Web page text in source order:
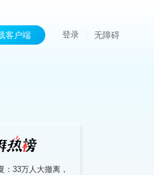
客户端 登录 无障碍
：33万人大撤离，